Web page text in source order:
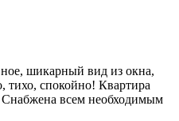
шикарный вид из окна,
тихо, спокойно! Квартира
Снабжена всем необходимым